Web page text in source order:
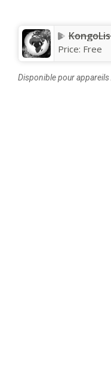
Price: Free
Disponible pour